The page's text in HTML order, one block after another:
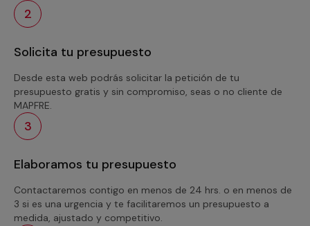
2
Solicita tu presupuesto
Desde esta web podrás solicitar la petición de tu
presupuesto gratis y sin compromiso, seas o no cliente de
MAPFRE.
3
Elaboramos tu presupuesto
Contactaremos contigo en menos de 24 hrs. o en menos de
3 si es una urgencia y te facilitaremos un presupuesto a
medida, ajustado y competitivo.